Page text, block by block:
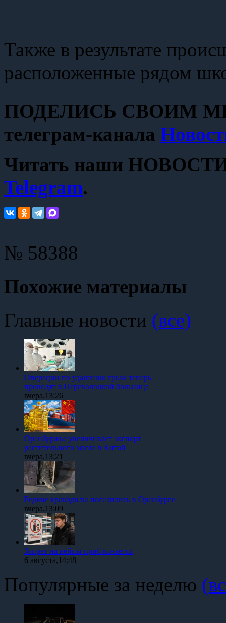
Также в результате
расположенные рядом
ПОДЕЛИСЬ СВОИМ
телеграм-канала
Читать наши НОВОСТИ
Telegram.
№ 58388
Похожие материалы
Главные новости (все)
Операции по удалению грыж теперь
проводят в Переволоцкой больнице
вчера,13:26
Оренбуржье увеличивает экспорт
растительного масла в Китай
вчера,13:21
Редкие крокодилы поселились в Оренбурге
вчера,13:09
Запрет на вейпы приближается
6 августа,14:48
Популярные за неделю